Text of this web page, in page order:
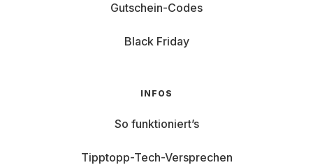
Gutschein-Codes
Black Friday
INFOS
So funktioniert’s
Tipptopp-Tech-Versprechen